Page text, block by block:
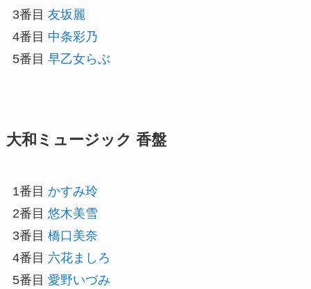
3番目 友坂麗
4番目 中条彩乃
5番目 早乙女らぶ
大和ミュージック 香盤
1番目 かすみ玲
2番目 悠木美雪
3番目 橋口美奈
4番目 六花ましろ
5番目 愛野いづみ